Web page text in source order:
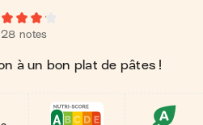
notes
à un bon plat de pâtes !